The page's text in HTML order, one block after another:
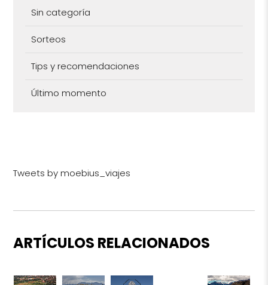
Sin categoría
Sorteos
Tips y recomendaciones
Último momento
Tweets by moebius_viajes
ARTÍCULOS RELACIONADOS